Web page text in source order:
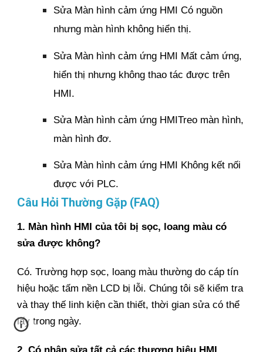
Sửa Màn hình cảm ứng HMI Có nguồn
nhưng màn hình không hiển thị.
Sửa Màn hình cảm ứng HMI Mất cảm ứng,
hiển thị nhưng không thao tác được trên
HMI.
Sửa Màn hình cảm ứng HMITreo màn hình,
màn hình đơ.
Sửa Màn hình cảm ứng HMI Không kết nối
được với PLC.
Câu Hỏi Thường Gặp (FAQ)
1. Màn hình HMI của tôi bị sọc, loang màu có
sửa được không?
Có. Trường hợp sọc, loang màu thường do cáp tín
hiệu hoặc tấm nền LCD bị lỗi. Chúng tôi sẽ kiểm tra
và thay thế linh kiện cần thiết, thời gian sửa có thể
lấy trong ngày.